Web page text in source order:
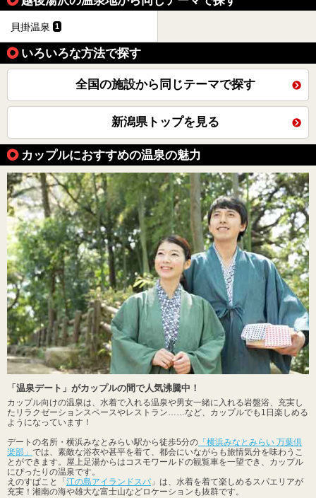
貝掛温泉 1
いろいろな方法で探す
全国の施設から同じテーマで探す
新潟県トップを見る
カップルにおすすめの温泉の魅力
「温泉デート」がカップルの間で人気沸騰中！
カップル向けの温泉は、水着で入れる温泉や男女一緒に入れる岩盤浴、充実し
たリラクゼーションスペースやレストラン……など、カップルでも1日楽しめる
ようになっています！
デートの名所・横浜みなとみらい駅から徒歩5分の 「横浜みなとみらい 万葉倶
楽部」 では、素敵な浴衣や甚平を着て、都会にいながらも旅情気分を味わうこ
とができます。屋上足湯からはコスモワールドの観覧車を一望でき、カップル
にぴったりの温泉です。
えのすぱこと「 江の島アイランドスパ 」は、水着を着て楽しめるスパエリアが
充実！湘南の海や雄大な富士山などロケーションも抜群です。